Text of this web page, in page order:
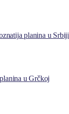
planina u Srbiji
u Grčkoj